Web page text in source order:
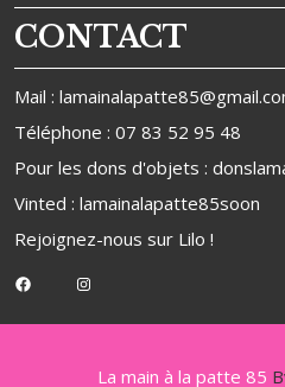
CONTACT
Mail :
Téléphone : 07 83 52 95 48
Pour les dons d'objets :
Vinted : lamainalapatte85soon
Rejoignez-nous sur Lilo !
FacebookInstagram
La main à la patte 85